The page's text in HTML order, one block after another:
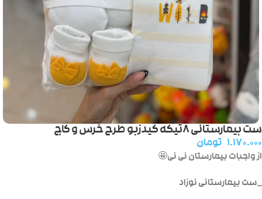
ست بیمارستانی ۸تیکه کیدزبو طرح خرس و کاج
۱.۱۷۰.۰۰۰ تومان
از واجبات بیمارستان نی نی🤩
_ست بیمارستانی نوزاد